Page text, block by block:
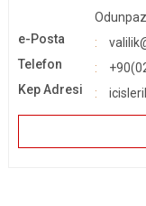
e-Posta
Telefon
Kep Adresi